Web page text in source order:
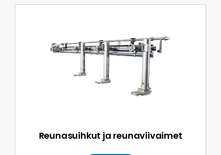
Reunasuihkut ja reunaviivaimet